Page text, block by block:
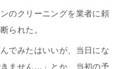
のクリーニングを業者に頼
られた。
でみたはいいが、当日にな
ません…」とか、当初の予